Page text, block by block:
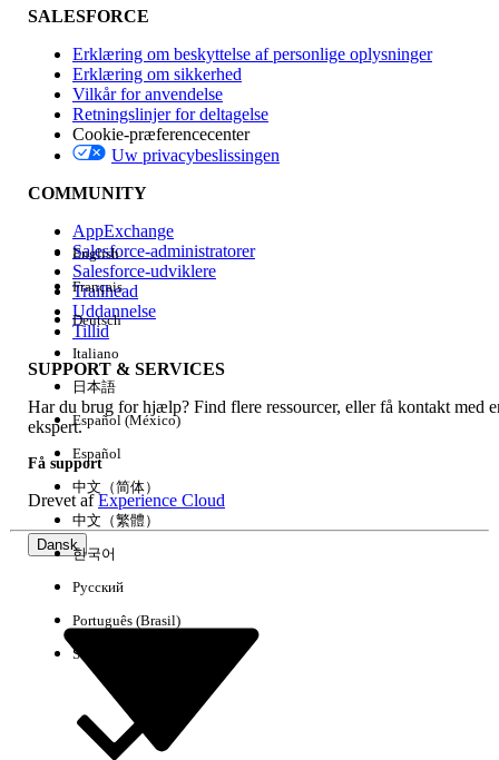
Funktionspåvirkning
Version
Experience
Ryd alle Udført
SALESFORCE
Erklæring om beskyttelse af personlige oplysninger
Erklæring om sikkerhed
Vilkår for anvendelse
Retningslinjer for deltagelse
Cookie-præferencecenter
Uw privacybeslissingen
COMMUNITY
AppExchange
Salesforce-administratorer
Salesforce-udviklere
Trailhead
Uddannelse
Tillid
SUPPORT & SERVICES
Har du brug for hjælp? Find flere ressourcer, eller få kontakt med
ekspert.
Få support
Drevet afExperience Cloud
Dansk
English
Français
Deutsch
Italiano
日本語
Español (México)
Español
中文（简体）
中文（繁體）
한국어
Русский
Português (Brasil)
Suomi